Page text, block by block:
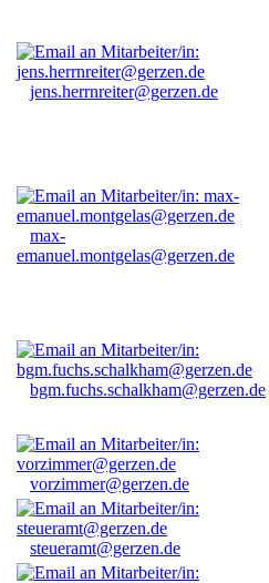
jens.herrnreiter@gerzen.de
max-
emanuel.montgelas@gerzen.de
bgm.fuchs.schalkham@gerzen.de
vorzimmer@gerzen.de
steueramt@gerzen.de